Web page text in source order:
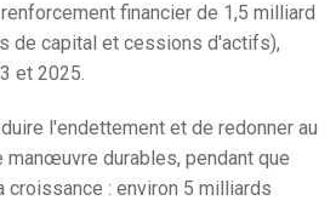
financier de 1,5 milliard
de capital et cessions d'actifs),
et 2025.
l'endettement et de redonner au
durables, pendant que
croissance : environ 5 milliards